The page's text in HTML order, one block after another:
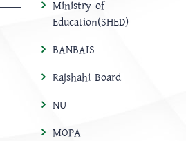
Ministry of
Education(SHED)
BANBAIS
Rajshahi Board
NU
MOPA